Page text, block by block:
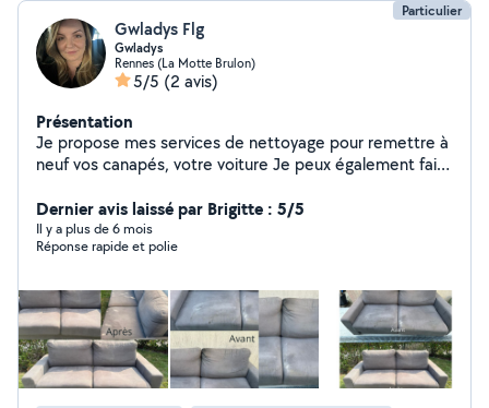
Particulier
Gwladys Flg
Gwladys
Rennes (La Motte Brulon)
5/5 (2 avis)
Présentation
Je propose mes services de nettoyage pour remettre à
neuf vos canapés, votre voiture Je peux également faire
Dernier avis laissé par Brigitte : 5/5
Il y a plus de 6 mois
Réponse rapide et polie